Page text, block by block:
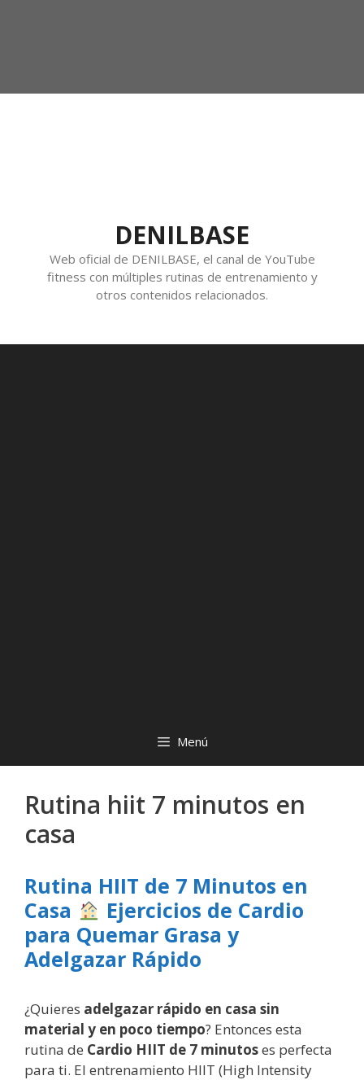
DENILBASE
Web oficial de DENILBASE, el canal de YouTube
fitness con múltiples rutinas de entrenamiento y
otros contenidos relacionados.
Menú
Rutina hiit 7 minutos en
casa
Rutina HIIT de 7 Minutos en
Casa
Ejercicios de Cardio
para Quemar Grasa y
Adelgazar Rápido
¿Quieres adelgazar rápido en casa sin
material y en poco tiempo? Entonces esta
rutina de Cardio HIIT de 7 minutoses perfecta
para ti. El entrenamiento HIIT (High Intensity